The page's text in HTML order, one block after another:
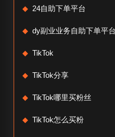
24自助下单平台
dy副业业务自助下单平台
TikTok
TikTok分享
TikTok哪里买粉丝
TikTok怎么买粉